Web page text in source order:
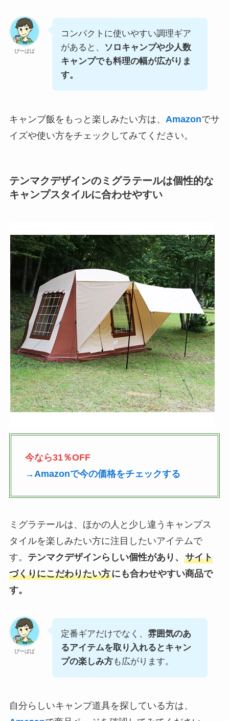
ぴーぱぱ
コンパクトに使いやすい調理ギア
があると、
ソロキャンプや少人数
キャンプでも料理の幅が広がりま
す。
キャンプ飯をもっと楽しみたい方は、 Amazonでサ
イズや使い方をチェックしてみてください。
テンマクデザインのミグラテールは個性的な
キャンプスタイルに合わせやすい
今なら31％OFF
→Amazonで今の価格をチェックする
ミグラテールは、ほかの人と少し違うキャンプス
タイルを楽しみたい方に注目したいアイテムで
す。 テンマクデザインらしい個性があり、 サイト
づくりにこだわりたい方にも合わせやすい商品で
す。
ぴーぱぱ
定番ギアだけでなく、 雰囲気のあ
るアイテムを取り入れるとキャン
プの楽しみ方も広がります。
自分らしいキャンプ道具を探している方は、